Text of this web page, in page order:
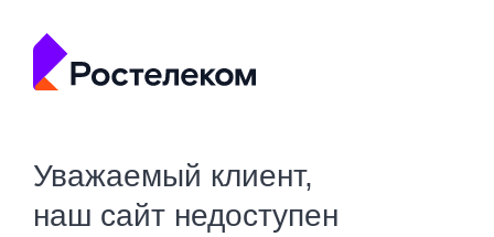
Уважаемый клиент,
наш сайт недоступен